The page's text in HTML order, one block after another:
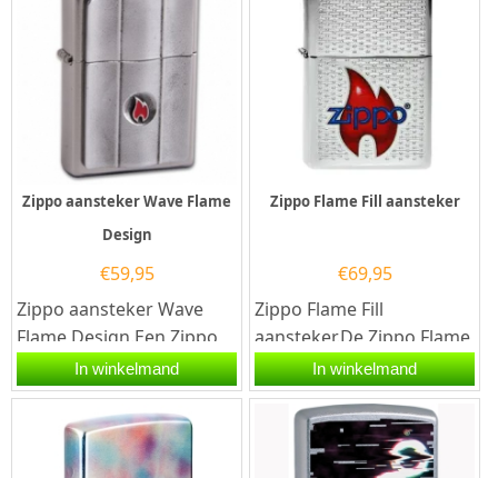
Zippo aansteker Wave Flame
Design
€59,95
Zippo aansteker Wave
Flame Design.Een Zippo
aansteker is een
kwalitatief
goede aansteker met de...
In winkelmand
Zippo Flame Fill aansteker
€69,95
Zippo Flame Fill
aansteker.De Zippo Flame
Fill aansteker heeft een
hoogglans chrome
afwerking met...
In winkelmand